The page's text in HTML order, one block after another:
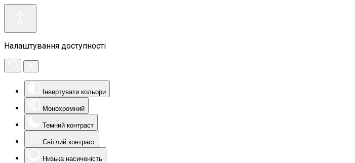
Налаштування доступності
Інвертувати кольори
Монохромний
Темний контраст
Світлий контраст
Низька насиченість